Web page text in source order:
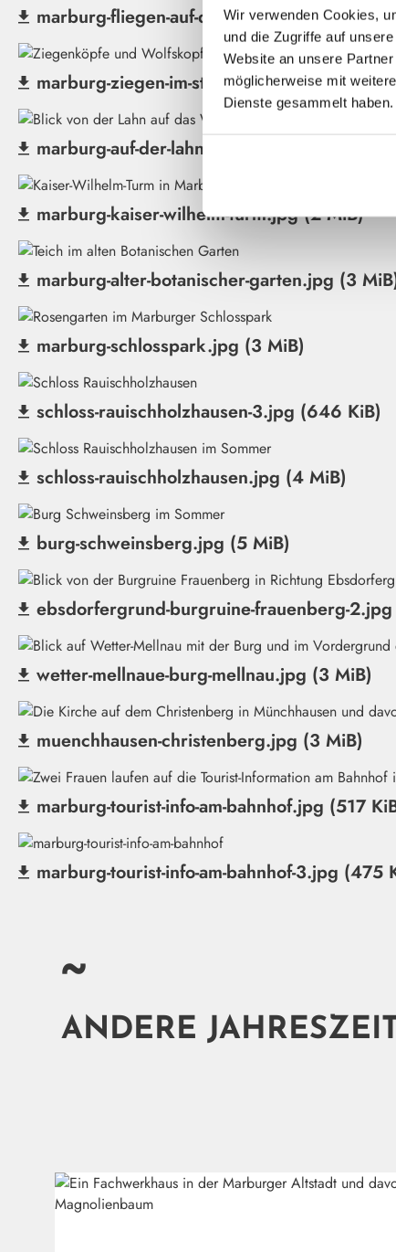
Wir verwenden Cookies,
und die Zugriffe auf
Website an unsere
möglicherweise mit
Dienste gesammelt haben.
marburg-fliegen-auf-dem-marktplatz.jpg (2
(Datei herunterladen)
marburg-ziegen-im-steinweg.jpg (3 MiB)
(Datei herunterladen)
marburg-auf-der-lahn.jpg (2 MiB)
(Datei herunterladen)
marburg-kaiser-wilhelm-turm.jpg (2 MiB)
(Datei herunterladen)
marburg-alter-botanischer-garten.jpg (3
(Datei herunterladen)
marburg-schlosspark.jpg (3 MiB)
(Datei herunterladen)
schloss-rauischholzhausen-3.jpg (646 KiB)
(Datei herunterladen)
schloss-rauischholzhausen.jpg (4 MiB)
(Datei herunterladen)
burg-schweinsberg.jpg (5 MiB)
(Datei herunterladen)
ebsdorfergrund-burgruine-frauenberg-
(Datei herunterladen)
wetter-mellnaue-burg-mellnau.jpg (3 MiB)
(Datei herunterladen)
muenchhausen-christenberg.jpg (3 MiB)
(Datei herunterladen)
marburg-tourist-info-am-bahnhof.jpg (517
(Datei herunterladen)
marburg-tourist-info-am-bahnhof-3.jpg (475
(Datei herunterladen)
~
ANDERE